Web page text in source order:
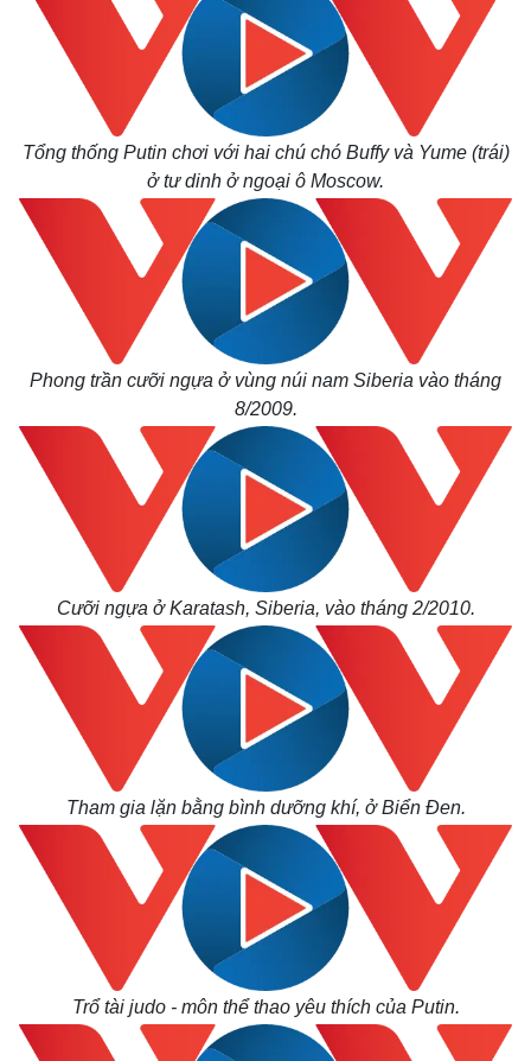
Pháp luật
Tin nóng
Tư vấn luật
Quân sự - Quốc
Việt Nam
Phân tích
Tổng thống Putin chơi với hai chú chó Buffy và Yume (trái)
ở tư dinh ở ngoại ô Moscow.
Phong trần cưỡi ngựa ở vùng núi nam Siberia vào tháng
8/2009.
Cưỡi ngựa ở Karatash, Siberia, vào tháng 2/2010.
Tham gia lặn bằng bình dưỡng khí, ở Biển Đen.
Trổ tài judo - môn thể thao yêu thích của Putin.